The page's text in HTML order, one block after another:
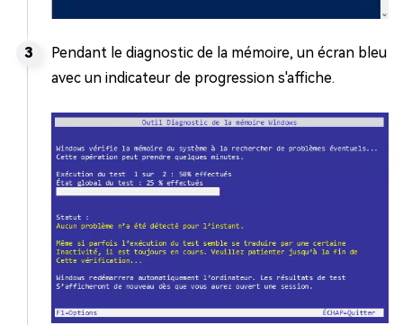
Pendant le diagnostic de la mémoire, un écran bleu
avec un indicateur de progression s'affiche.